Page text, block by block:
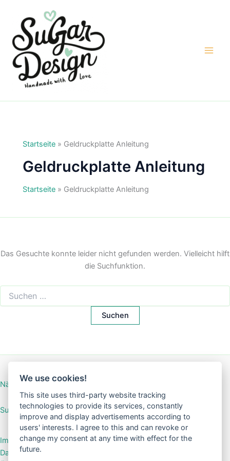
springen
Startseite» Geldruckplatte Anleitung
Geldruckplatte Anleitung
Startseite» Geldruckplatte Anleitung
Das Gesuchte konnte leider nicht gefunden werden. Vielleicht hilft
die Suchfunktion.
nach:
Nähanleitung Mini-Börse
SuGar Design Shop
Impressum
Datenschutzerklärung
We use cookies!
This site uses third-party website tracking
technologies to provide its services, constantly
improve and display advertisements according to
users' interests. I agree to this and can revoke or
change my consent at any time with effect for the
future.